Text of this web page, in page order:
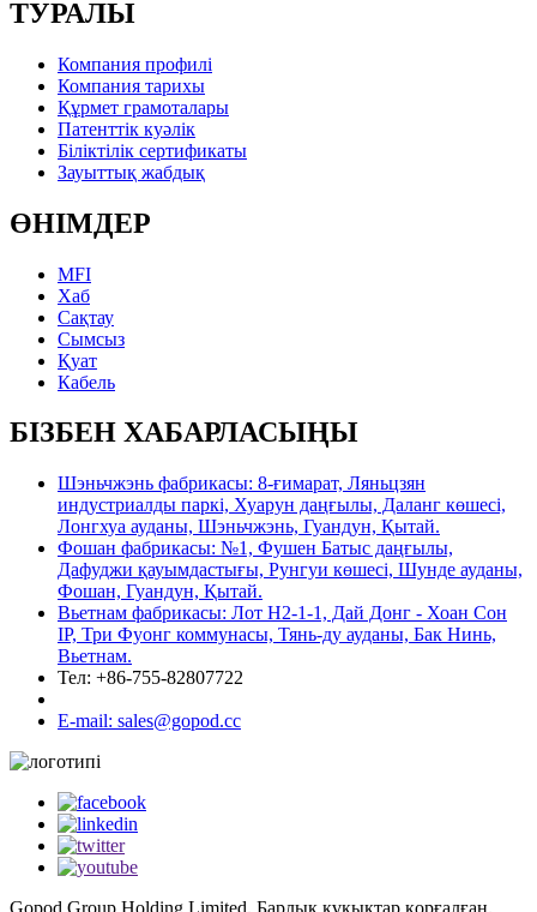
ТУРАЛЫ
Компания профилі
Компания тарихы
Құрмет грамоталары
Патенттік куәлік
Біліктілік сертификаты
Зауыттық жабдық
ӨНІМДЕР
MFI
Хаб
Сақтау
Сымсыз
Қуат
Кабель
БІЗБЕН ХАБАРЛАСЫҢЫ
Шэньчжэнь фабрикасы: 8-ғимарат, Ляньцзян
индустриалды паркі, Хуарун даңғылы, Даланг көшесі,
Лонгхуа ауданы, Шэньчжэнь, Гуандун, Қытай.
Фошан фабрикасы: №1, Фушен Батыс даңғылы,
Дафуджи қауымдастығы, Рунгуи көшесі, Шунде ауданы,
Фошан, Гуандун, Қытай.
Вьетнам фабрикасы: Лот Н2-1-1, Дай Донг - Хоан Сон
IP, Три Фуонг коммунасы, Тянь-ду ауданы, Бак Нинь,
Вьетнам.
Тел: +86-755-82807722
E-mail: sales@gopod.cc